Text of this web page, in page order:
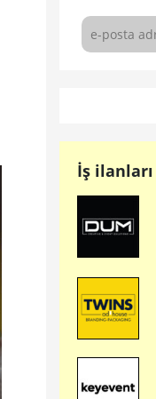
İş ilanları